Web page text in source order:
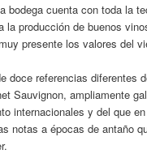
bodega cuenta con toda la
la producción de buenos
presente los valores del
doce referencias diferentes
Sauvignon, ampliamente
internacionales y del que
notas a épocas de antaño